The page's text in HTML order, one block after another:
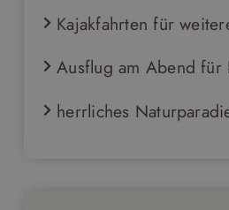
Kajakfahrten für
Ausflug am Abend für
herrliches